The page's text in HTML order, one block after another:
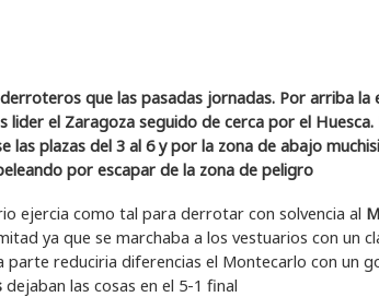
que las pasadas jornadas. Por arriba la
lider el Zaragoza seguido de cerca por el
plazas del 3 al 6 y por la zona de abajo
por escapar de la zona de peligro
ejercia como tal para derrotar con solvencia al
ya que se marchaba a los vestuarios con un
parte reduciria diferencias el Montecarlo con un
dejaban las cosas en el 5-1 final